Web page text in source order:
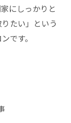
にしっかりと
たい」という
です。